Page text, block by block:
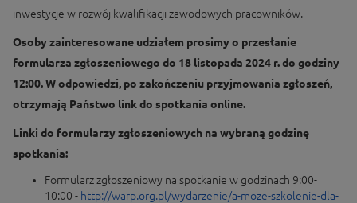
inwestycje w rozwój kwalifikacji zawodowych pracowników.
Osoby zainteresowane udziałem prosimy o przesłanie
formularza zgłoszeniowego do 18 listopada 2024 r. do godziny
12:00. W odpowiedzi, po zakończeniu przyjmowania zgłoszeń,
otrzymają Państwo link do spotkania online.
Linki do formularzy zgłoszeniowych na wybraną godzinę
spotkania:
Formularz zgłoszeniowy na spotkanie w godzinach 9:00-
10:00 - http://warp.org.pl/wydarzenie/a-moze-szkolenie-dla-